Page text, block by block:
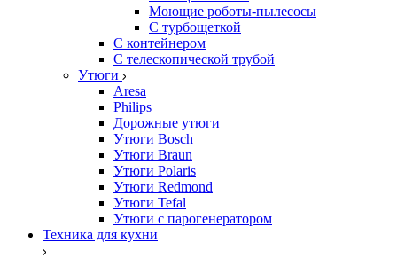
Моющие роботы-пылесосы
С турбощеткой
С контейнером
С телескопической трубой
Утюги
Aresa
Philips
Дорожные утюги
Утюги Bosch
Утюги Braun
Утюги Polaris
Утюги Redmond
Утюги Tefal
Утюги с парогенератором
Техника для кухни